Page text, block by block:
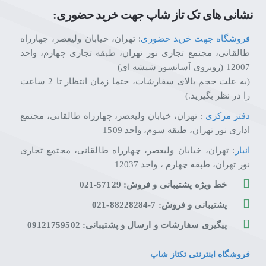
نشانی های تک تاز شاپ جهت خرید حضوری:
فروشگاه جهت خرید حضوری: تهران، خیابان ولیعصر، چهارراه
طالقانی، مجتمع تجاری نور تهران، طبقه تجاری چهارم، واحد
12007 (روبروی آسانسور شیشه ای)
(به علت حجم بالای سفارشات، حتما زمان انتظار تا 2 ساعت
را در نظر بگیرید.)
دفتر مرکزی : تهران، خیابان ولیعصر، چهارراه طالقانی، مجتمع
اداری نور تهران، طبقه سوم، واحد 1509
انبار : تهران، خیابان ولیعصر، چهارراه طالقانی، مجتمع تجاری
نور تهران، طبقه چهارم ، واحد 12037
خط ویژه پشتیبانی و فروش: 57129-021
پشتیبانی و فروش: 7-88228284-021
پیگیری سفارشات و ارسال و پشتیبانی: 09121759502
فروشگاه اینترنتی تکتاز شاپ